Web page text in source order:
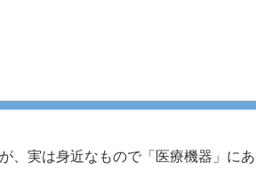
、実は身近なもので「医療機器」にあ